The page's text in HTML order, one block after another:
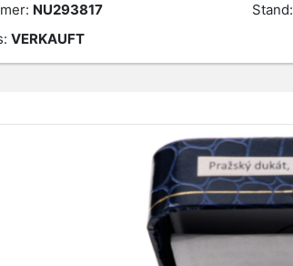
NU293817 Stand:
VERKAUFT